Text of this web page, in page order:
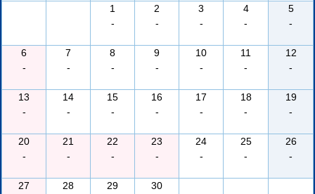
1
-
2
-
3
-
4
-
5
-
6
-
7
-
8
-
9
-
10
-
11
-
12
-
13
-
14
-
15
-
16
-
17
-
18
-
19
-
20
-
21
-
22
-
23
-
24
-
25
-
26
-
27
28
29
30